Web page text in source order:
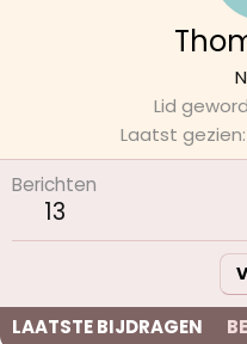
Lid
Laatst gezien
Berichten
13
LAATSTE BIJDRAGEN